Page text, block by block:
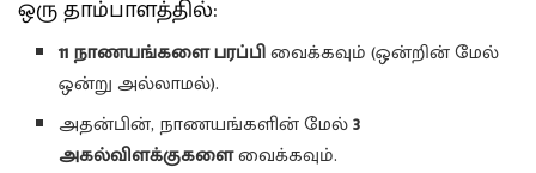
ஒரு தாம்பாளத்தில்:
11 நாணயங்களை பரப்பிவைக்கவும் (ஒன்றின் மேல்
ஒன்று அல்லாமல்).
அதன்பின், நாணயங்களின் மேல்3
அகல்விளக்குகளைவைக்கவும்.